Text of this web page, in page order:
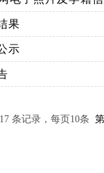
果
示
条记录，每页10条